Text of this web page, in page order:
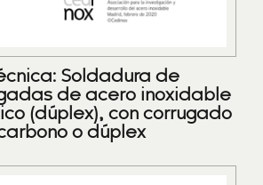
Soldadura de
de acero inoxidable
(dúplex), con corrugado
o dúplex